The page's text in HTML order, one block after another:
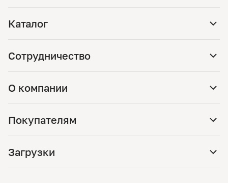
Каталог
Сотрудничество
О компании
Покупателям
Загрузки